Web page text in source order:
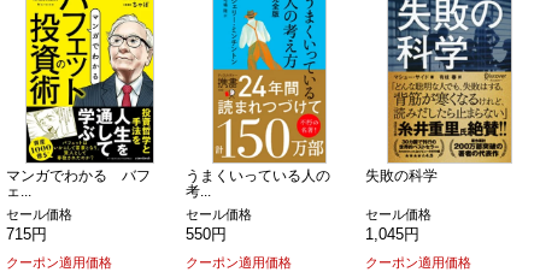
マンガでわかる バフ
ェ...
セール価格
715円
クーポン適用価格
うまくいっている人の
考...
セール価格
550円
クーポン適用価格
失敗の科学
セール価格
1,045円
クーポン適用価格